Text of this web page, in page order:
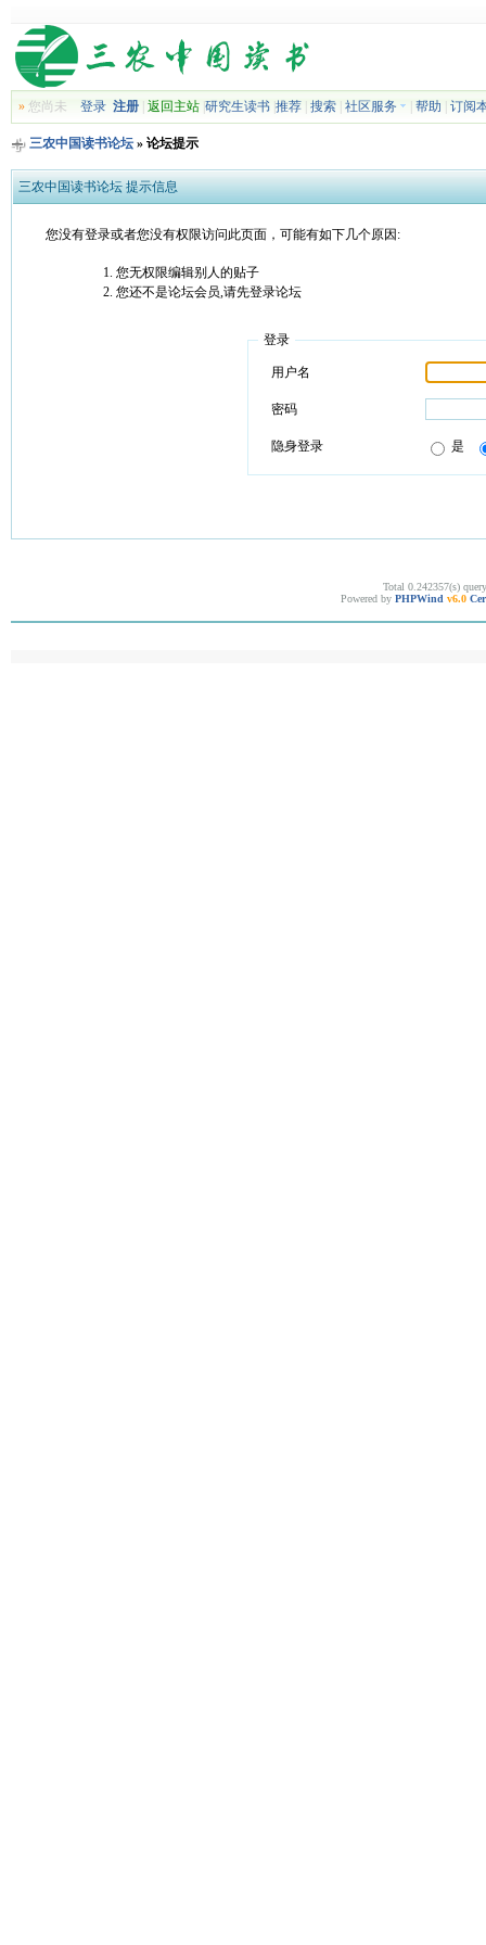
»您尚未 登录 注册| 返回主站| 研究生读书| 推荐| 搜索| 社区服务 帮助 订阅
三农中国读书论坛» 论坛提示
三农中国读书论坛 提示信息
您没有登录或者您没有权限访问此页面，可能有如下几个原因:
您无权限编辑别人的贴子
您还不是论坛会员,请先登录论坛
登录
用户名
密码
隐身登录 是
Total 0.242357(s)
Powered by PHPWind v6.0